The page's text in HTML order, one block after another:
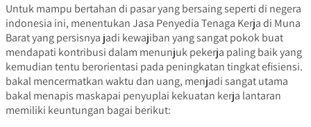
Untuk mampu bertahan di pasar yang bersaing seperti di negera
indonesia ini, menentukan Jasa Penyedia Tenaga Kerja di Muna
Barat yang persisnya jadi kewajiban yang sangat pokok buat
mendapati kontribusi dalam menunjuk pekerja paling baik yang
kemudian tentu berorientasi pada peningkatan tingkat efisiensi.
bakal mencermatkan waktu dan uang, menjadi sangat utama
bakal menapis maskapai penyuplai kekuatan kerja lantaran
memiliki keuntungan bagai berikut: